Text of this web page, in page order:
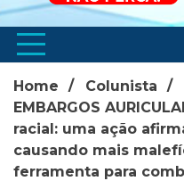
Home
Colunista
EMBARGOS
racial: uma ação
causando mais
ferramenta para